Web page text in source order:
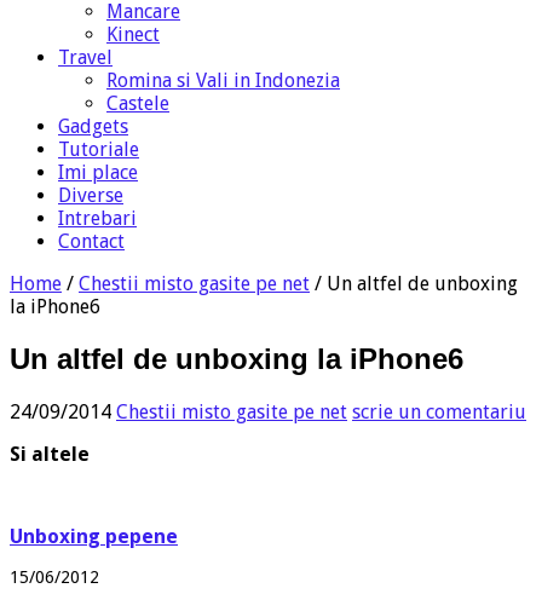
Mancare
Kinect
Travel
Romina si Vali in Indonezia
Castele
Gadgets
Tutoriale
Imi place
Diverse
Intrebari
Contact
Home / Chestii misto gasite pe net / Un altfel de unboxing
la iPhone6
Un altfel de unboxing la iPhone6
24/09/2014 Chestii misto gasite pe net scrie un comentariu
Si altele
Unboxing pepene
15/06/2012